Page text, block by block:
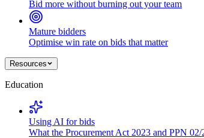
Bid more without burning out your team
Mature bidders
Optimise win rate on bids that matter
Resources
Education
Using AI for bids
What the Procurement Act 2023 and PPN